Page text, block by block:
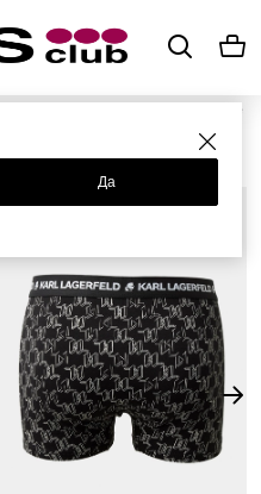
Да
Мужское нижнее